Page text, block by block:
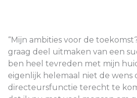
“Mijn ambities voor de
graag deel uitmaken van een
ben heel tevreden met mijn
eigenlijk helemaal niet de wens
directeursfunctie terecht te